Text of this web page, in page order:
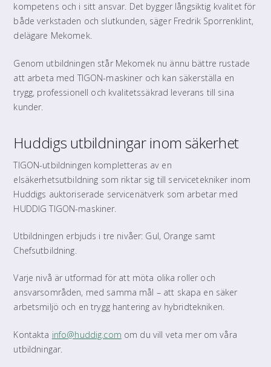
kompetens och i sitt ansvar. Det bygger långsiktig kvalitet för
både verkstaden och slutkunden, säger Fredrik Sporrenklint,
delägare Mekomek.
Genom utbildningen står Mekomek nu ännu bättre rustade
att arbeta med TIGON-maskiner och kan säkerställa en
trygg, professionell och kvalitetssäkrad leverans till sina
kunder.
Huddigs utbildningar inom säkerhet
TIGON-utbildningen kompletteras av en
elsäkerhetsutbildning som riktar sig till servicetekniker inom
Huddigs auktoriserade servicenätverk som arbetar med
HUDDIG TIGON-maskiner.
Utbildningen erbjuds i tre nivåer: Gul, Orange samt
Chefsutbildning.
Varje nivå är utformad för att möta olika roller och
ansvarsområden, med samma mål – att skapa en säker
arbetsmiljö och en trygg hantering av hybridtekniken.
Kontakta info@huddig.com om du vill veta mer om våra
utbildningar.